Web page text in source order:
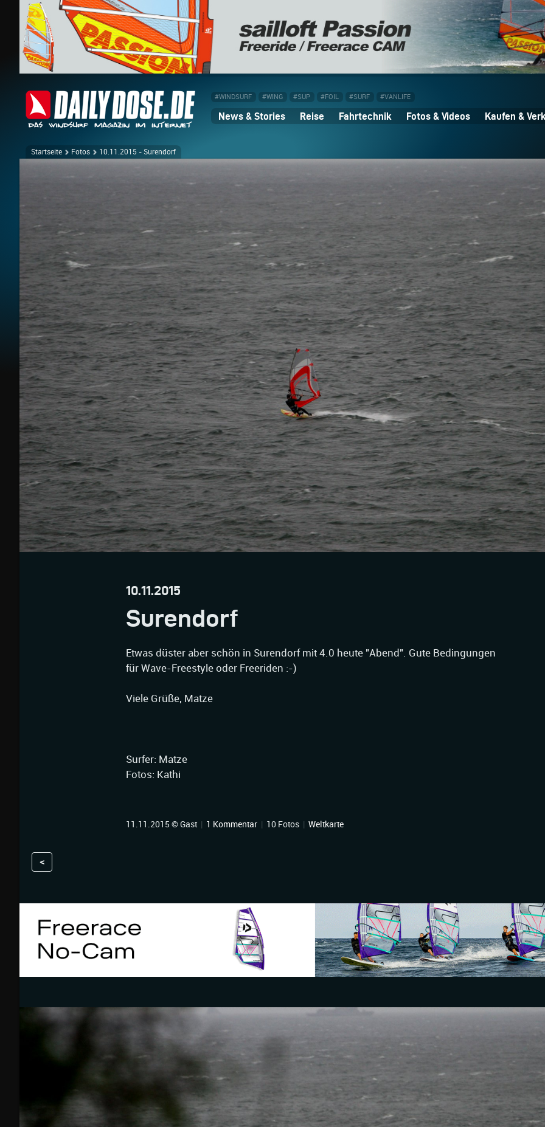
#WINDSURF #WING #SUP #FOIL #SURF #VANLIFE
News & Stories Reise Fahrtechnik Fotos & Videos Kaufen &
Startseite Fotos 10.11.2015 - Surendorf
10.11.2015
Surendorf
Etwas düster aber schön in Surendorf mit 4.0 heute "Abend". Gute Bedingungen
für Wave-Freestyle oder Freeriden :-)
Viele Grüße, Matze
Surfer: Matze
Fotos: Kathi
11.11.2015 © Gast | 1 Kommentar | 10 Fotos | Weltkarte
<